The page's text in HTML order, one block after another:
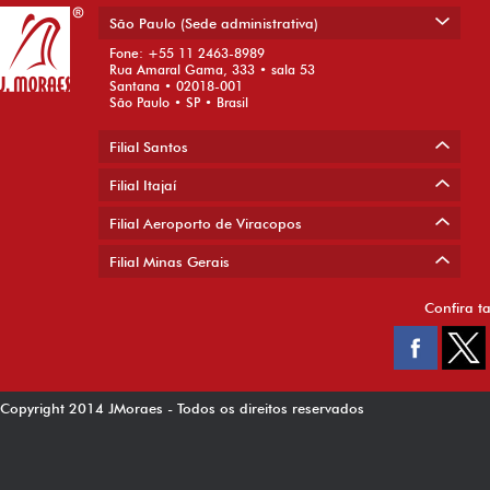
São Paulo (Sede administrativa)
Fone: +55 11 2463-8989
Rua Amaral Gama, 333 • sala 53
Santana • 02018-001
São Paulo • SP • Brasil
Filial Santos
Filial Itajaí
Filial Aeroporto de Viracopos
Filial Minas Gerais
Confira
Copyright 2014 JMoraes - Todos os direitos reservados